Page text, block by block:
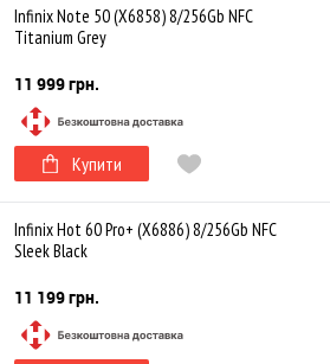
Infinix Note 50 (X6858) 8/256Gb NFC
Titanium Grey
11 999 грн.
Купити
Infinix Hot 60 Pro+ (X6886) 8/256Gb NFC
Sleek Black
11 199 грн.